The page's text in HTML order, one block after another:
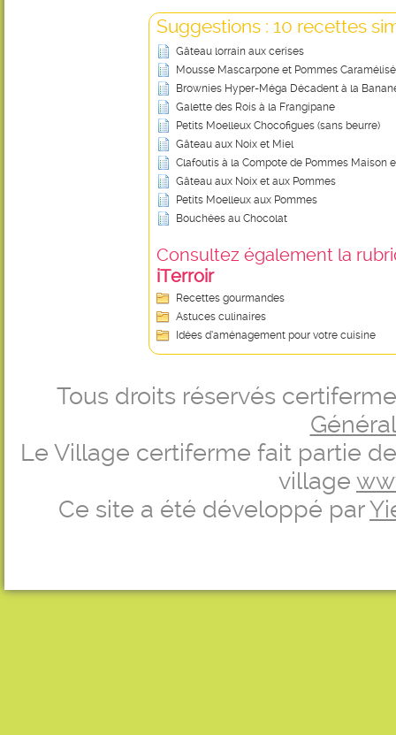
Suggestions : 10 recettes
Gâteau lorrain aux cerises
Mousse Mascarpone et Pommes
Brownies Hyper-Méga Décadent à la
Galette des Rois à la Frangipane
Petits Moelleux Chocofigues (sans beurre)
Gâteau aux Noix et Miel
Clafoutis à la Compote de Pommes Maison
Gâteau aux Noix et aux Pommes
Petits Moelleux aux Pommes
Bouchées au Chocolat
Consultez également la
iTerroir
Recettes gourmandes
Astuces culinaires
Idées d’aménagement pour votre cuisine
Tous droits réservés
Le Village certiferme fait partie
village
Ce site a été développé par